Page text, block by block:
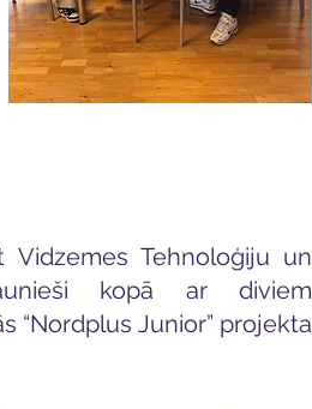
Tehnoloģiju un
kopā ar diviem
“Nordplus Junior” projekta